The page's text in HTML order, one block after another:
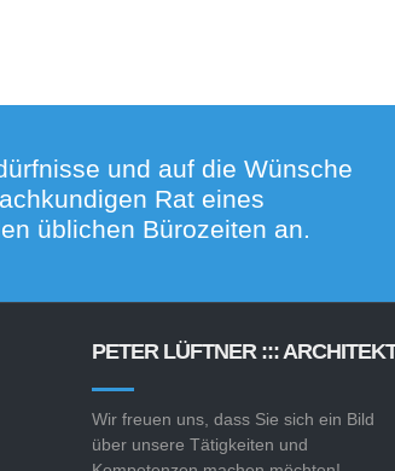
und auf die Wünsche
Rat eines
üblichen Bürozeiten an.
PETER LÜFTNER :::
Wir freuen uns, dass Sie sich ein Bild
über unsere Tätigkeiten und